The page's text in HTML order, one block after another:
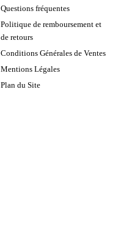
Questions fréquentes
Politique de remboursement et
de retours
Conditions Générales de Ventes
Mentions Légales
Plan du Site